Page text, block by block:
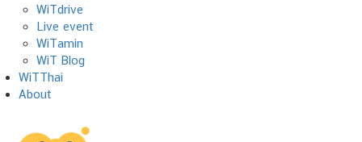
WiTdrive
Live event
WiTamin
WiT Blog
WiTThai
About